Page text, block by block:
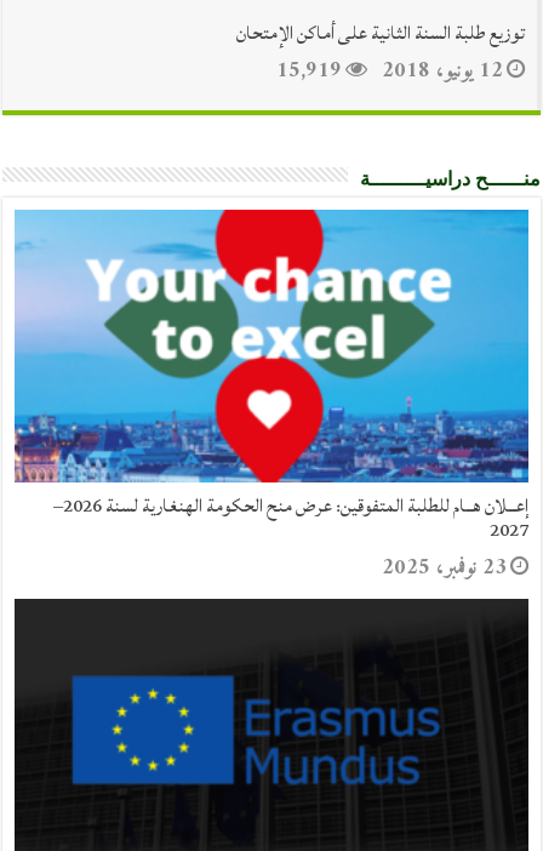
توزيع طلبة السنة الثانية على أماكن الإمتحان
12 يونيو، 2018
15,919
منــــــح دراسيـــــــــة
منحة التميز المقدمة من حكومة المكسيك 2025–2026
10 سبتمبر، 2025